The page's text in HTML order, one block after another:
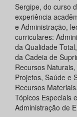
Sergipe, do curso
experiência
e Administração,
curriculares:
da Qualidade
da Cadeia de
Recursos
Projetos, Saúde e
Recursos
Tópicos Especiais
Administração de